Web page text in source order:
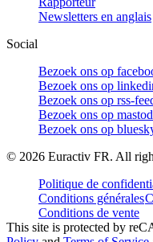
Newsletters en anglais
Social
Bezoek ons op
Bezoek ons op
Bezoek ons op rss-
Bezoek ons op
Bezoek ons op
© 2026 Euractiv FR. All
Politique de
Conditions générales
Conditions de vente
This site is protected by